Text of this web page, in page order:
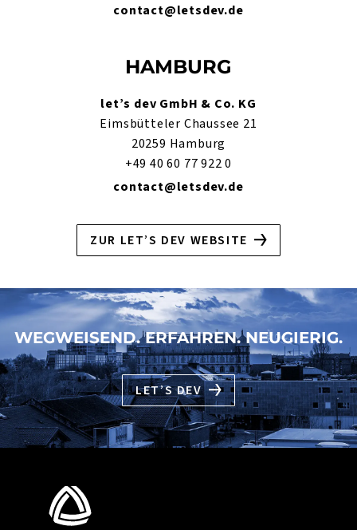
contact@letsdev.de
HAMBURG
let’s dev GmbH & Co. KG
Eimsbütteler Chaussee 21
20259 Hamburg
+49 40 60 77 922 0
contact@letsdev.de
ZUR LET’S DEV WEBSITE
WEGWEISEND. ERFAHREN. NEUGIERIG.
LET’S DEV